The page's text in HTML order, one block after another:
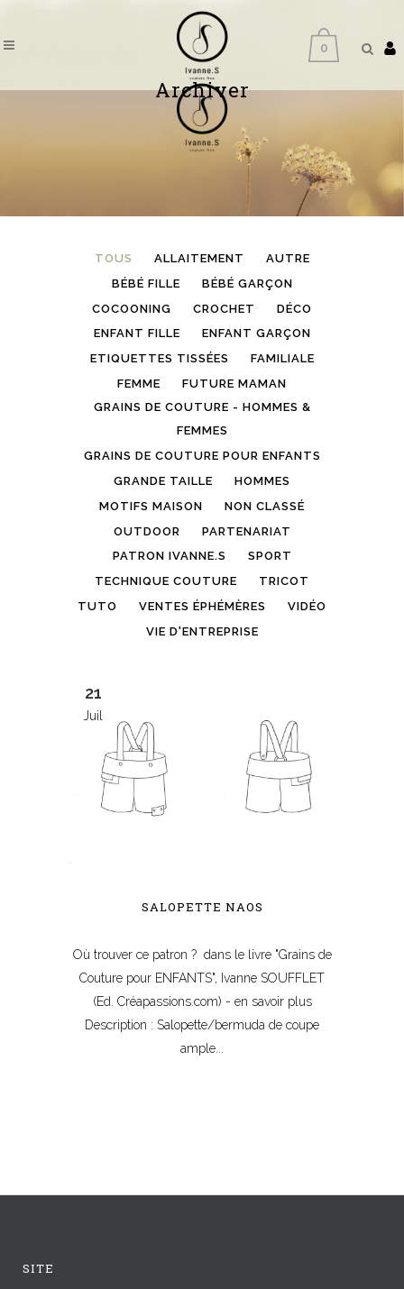
0
Archiver
TOUS ALLAITEMENT
AUTRE
BÉBÉ FILLE
BÉBÉ GARÇON
COCOONING
CROCHET
DÉCO
ENFANT FILLE
ENFANT GARÇON
ETIQUETTES TISSÉES
FAMILIALE
FEMME
FUTURE MAMAN
GRAINS DE COUTURE - HOMMES &
FEMMES
GRAINS DE COUTURE POUR ENFANTS
GRANDE TAILLE
HOMMES
MOTIFS MAISON
NON CLASSÉ
OUTDOOR
PARTENARIAT
PATRON IVANNE.S
SPORT
TECHNIQUE COUTURE
TRICOT
TUTO
VENTES ÉPHÉMÈRES
VIDÉO
VIE D'ENTREPRISE
21
Juil
SALOPETTE NAOS
Où trouver ce patron ? dans le livre "Grains de
Couture pour ENFANTS", Ivanne SOUFFLET
(Ed. Créapassions.com) - en savoir plus
Description : Salopette/bermuda de coupe
ample...
SITE